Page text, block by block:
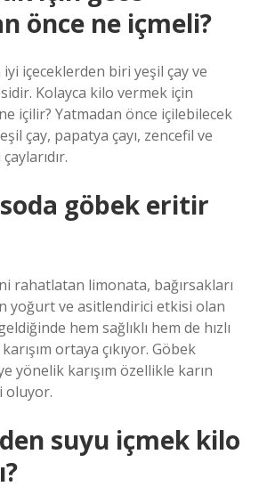
önce ne içmeli?
içeceklerden biri yeşil çay ve
Kolayca kilo vermek için
içilir? Yatmadan önce içilebilecek
çay, papatya çayı, zencefil ve
göbek eritir
rahatlatan limonata, bağırsakları
yoğurt ve asitlendirici etkisi olan
hem sağlıklı hem de hızlı
ortaya çıkıyor. Göbek
yönelik karışım özellikle karın
oluyor.
suyu içmek kilo